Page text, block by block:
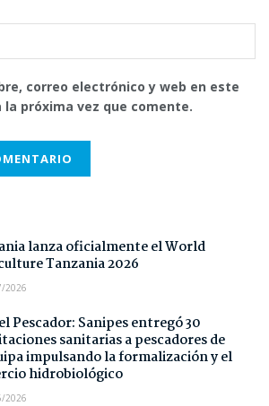
correo electrónico y web en este
la próxima vez que comente.
lanza oficialmente el World
Tanzania 2026
2026
Pescador: Sanipes entregó 30
sanitarias a pescadores de
impulsando la formalización y el
hidrobiológico
2026